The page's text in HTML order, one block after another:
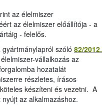
az élelmiszer
az élelmiszer előállítója - a
- felelős.
szóló 82/2012.
vállalkozás az
hozatalát
részletes, írásos
készíteni és vezetni. A
az alkalmazáshoz.